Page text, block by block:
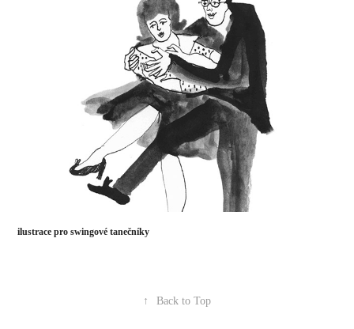
ilustrace pro swingové tanečníky
↑ Back to Top